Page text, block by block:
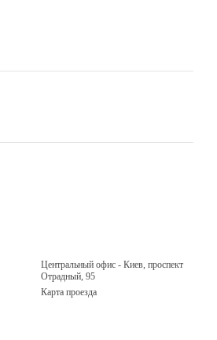
Центральный офис - Киев, проспект
Отрадный, 95
Карта проезда